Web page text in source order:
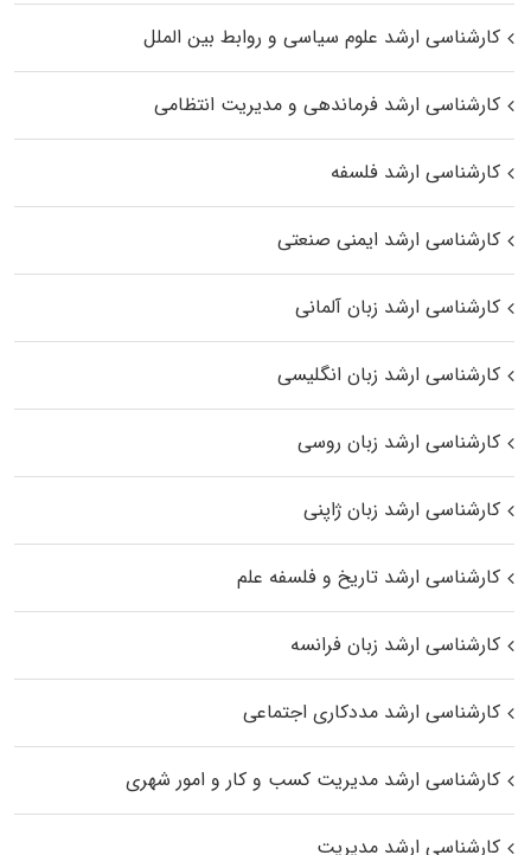
کارشناسی ارشد علوم سیاسی و روابط بین الملل
کارشناسی ارشد فرماندهی و مدیریت انتظامی
کارشناسی ارشد فلسفه
کارشناسی ارشد ایمنی صنعتی
کارشناسی ارشد زبان آلمانی
کارشناسی ارشد زبان انگلیسی
کارشناسی ارشد زبان روسی
کارشناسی ارشد زبان ژاپنی
کارشناسی ارشد تاریخ و فلسفه علم
کارشناسی ارشد زبان فرانسه
کارشناسی ارشد مددکاری اجتماعی
کارشناسی ارشد مدیریت کسب و کار و امور شهری
کارشناسی ارشد مدیریت